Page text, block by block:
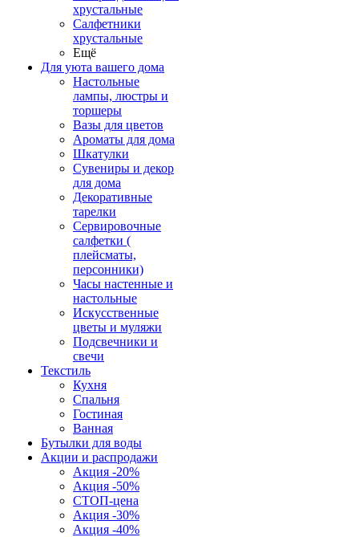
хрустальные
Салфетники
хрустальные
Ещё
Для уюта вашего дома
Настольные
лампы, люстры и
торшеры
Вазы для цветов
Ароматы для дома
Шкатулки
Сувениры и декор
для дома
Декоративные
тарелки
Сервировочные
салфетки (
плейсматы,
персонники)
Часы настенные и
настольные
Искусственные
цветы и муляжи
Подсвечники и
свечи
Текстиль
Кухня
Спальня
Гостиная
Ванная
Бутылки для воды
Акции и распродажи
Акция -20%
Акция -50%
СТОП-цена
Акция -30%
Акция -40%